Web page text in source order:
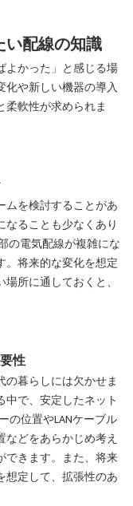
配線の知識
よかった」と感じる場
化や新しい機器の導入
軟性が求められま
ムを検討することがあ
なることも少なくあり
の電気配線が複雑にな
。将来的な変化を想定
所に通しておくと、
性
暮らしには欠かせま
で、安定したネット
の位置やLANケーブル
などをあらかじめ考え
できます。また、将来
想定して、拡張性のあ